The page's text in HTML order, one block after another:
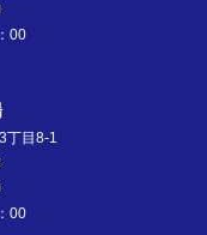
00
丁目8-1
00